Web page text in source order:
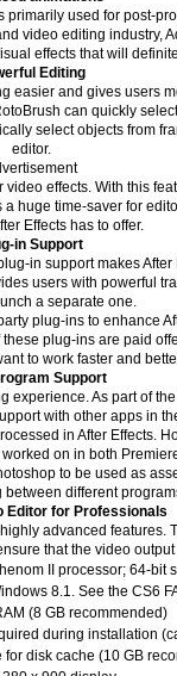
used for post-
video editing industry,
effects that will
Editing
easier and gives users
can quickly
select objects from
editor.
effects. With this
huge time-saver for
Effects has to offer.
in Support
in support makes
users with powerful
a separate one.
plug-ins to enhance
plug-ins are paid
to work faster and
Support
As part of
with other apps in
in After Effects.
on in both
to be used as
different
Editor for Professionals
advanced
that the video
II processor; 64-bit
8.1. See the CS6
(8 GB recommended)
during installation
disk cache (10 GB